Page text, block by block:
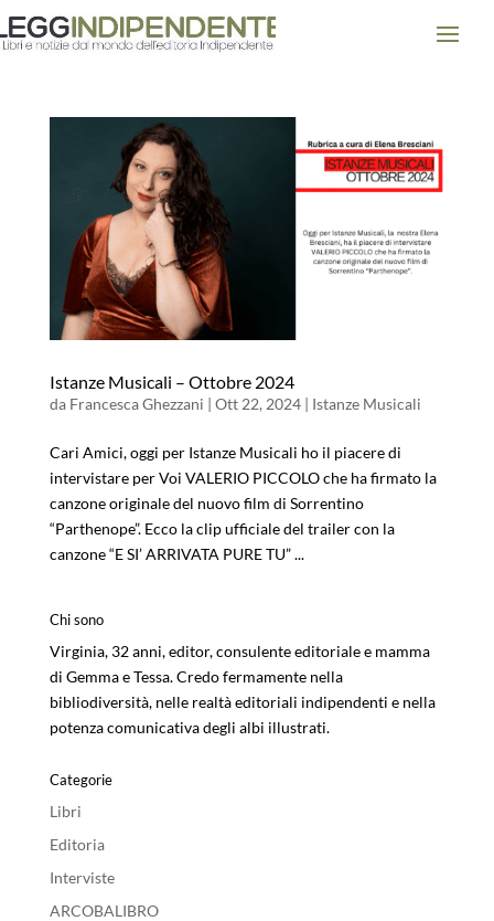
Istanze Musicali – Ottobre 2024
da Francesca Ghezzani | Ott 22, 2024| Istanze Musicali
Cari Amici, oggi per Istanze Musicali ho il piacere di
intervistare per Voi VALERIO PICCOLO che ha firmato la
canzone originale del nuovo film di Sorrentino
“Parthenope”. Ecco la clip ufficiale del trailer con la
canzone “E SI’ ARRIVATA PURE TU” ...
Chi sono
Virginia, 32 anni, editor, consulente editoriale e mamma
di Gemma e Tessa. Credo fermamente nella
bibliodiversità, nelle realtà editoriali indipendenti e nella
potenza comunicativa degli albi illustrati.
Categorie
Libri
Editoria
Interviste
ARCOBALIBRO